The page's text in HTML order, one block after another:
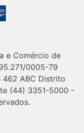
e Comércio de
0005-79
462 ABC Distrito
(44) 3351-5000 -